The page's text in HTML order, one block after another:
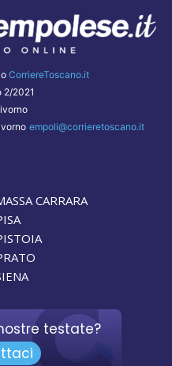
CorriereToscano.it
2/2021
empoli@corrieretoscano.it
CARRARA
testate?